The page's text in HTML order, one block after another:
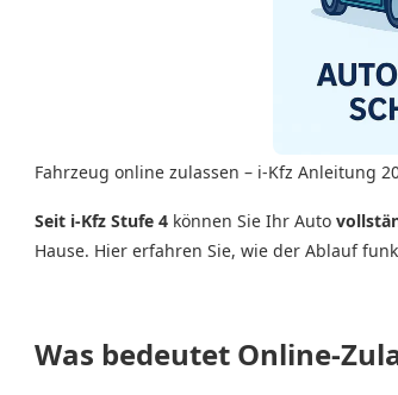
Fahrzeug online zulassen – i-Kfz Anleitung
Seit i-Kfz Stufe 4 können Sie Ihr Auto
Hause. Hier erfahren Sie, wie der Ablauf
Was bedeutet Online-